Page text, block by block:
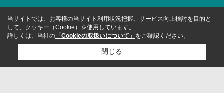
当サイトでは、お客様の当サイト利用状況把握、サービス向上検討を目的と
して、クッキー（Cookie）を使用しています。
詳しくは、当社の 「Cookieの取扱いについて」 をご確認ください。
閉じる